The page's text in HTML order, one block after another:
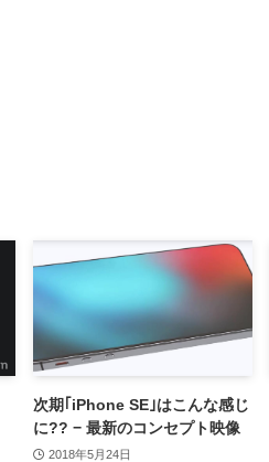
次期｢iPhone SE｣はこんな感じ
に?? − 最新のコンセプト映像
2018年5月24日